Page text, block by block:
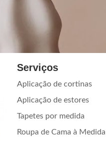
Serviços
Aplicação de cortinas
Aplicação de estores
Tapetes por medida
Roupa de Cama à Medida